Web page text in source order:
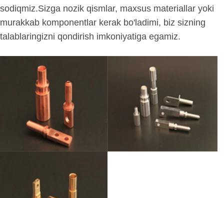
sodiqmiz.Sizga nozik qismlar, maxsus materiallar yoki
murakkab komponentlar kerak bo'ladimi, biz sizning
talablaringizni qondirish imkoniyatiga egamiz.